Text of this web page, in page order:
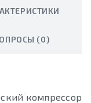
(0)
компрессор